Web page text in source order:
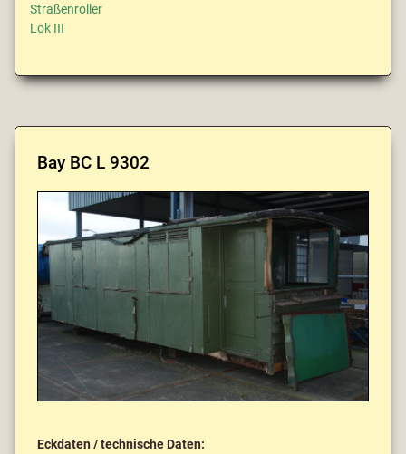
Straßenroller
Lok III
Bay BC L 9302
Eckdaten / technische Daten: